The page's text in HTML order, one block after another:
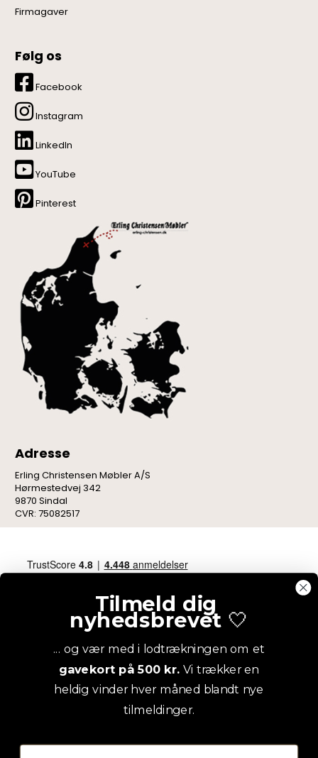
Firmagaver
Følg os
Facebook
Instagram
LinkedIn
YouTube
Pinterest
Adresse
Erling Christensen Møbler A/S
Hørmestedvej 342
9870 Sindal
CVR: 75082517
Tilmeld dig
nyhedsbrevet 🤍
... og vær med i lodtrækningen om et
gavekort på 500 kr. Vi trækker en
heldig vinder hver måned blandt nye
tilmeldinger.
Email